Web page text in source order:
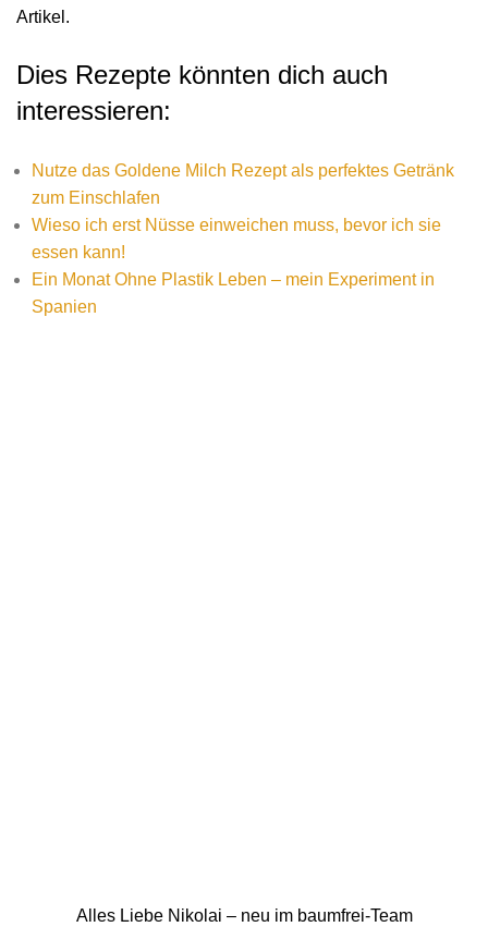
Artikel.
Dies Rezepte könnten dich auch
interessieren:
Nutze das Goldene Milch Rezept als perfektes Getränk
zum Einschlafen
Wieso ich erst Nüsse einweichen muss, bevor ich sie
essen kann!
Ein Monat Ohne Plastik Leben – mein Experiment in
Spanien
Alles Liebe Nikolai – neu im baumfrei-Team